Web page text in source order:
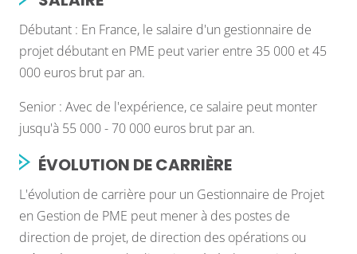
Débutant : En France, le salaire d'un gestionnaire de
projet débutant en PME peut varier entre 35 000 et 45
000 euros brut par an.
Senior : Avec de l'expérience, ce salaire peut monter
jusqu'à 55 000 - 70 000 euros brut par an.
ÉVOLUTION DE CARRIÈRE
L'évolution de carrière pour un Gestionnaire de Projet
en Gestion de PME peut mener à des postes de
direction de projet, de direction des opérations ou